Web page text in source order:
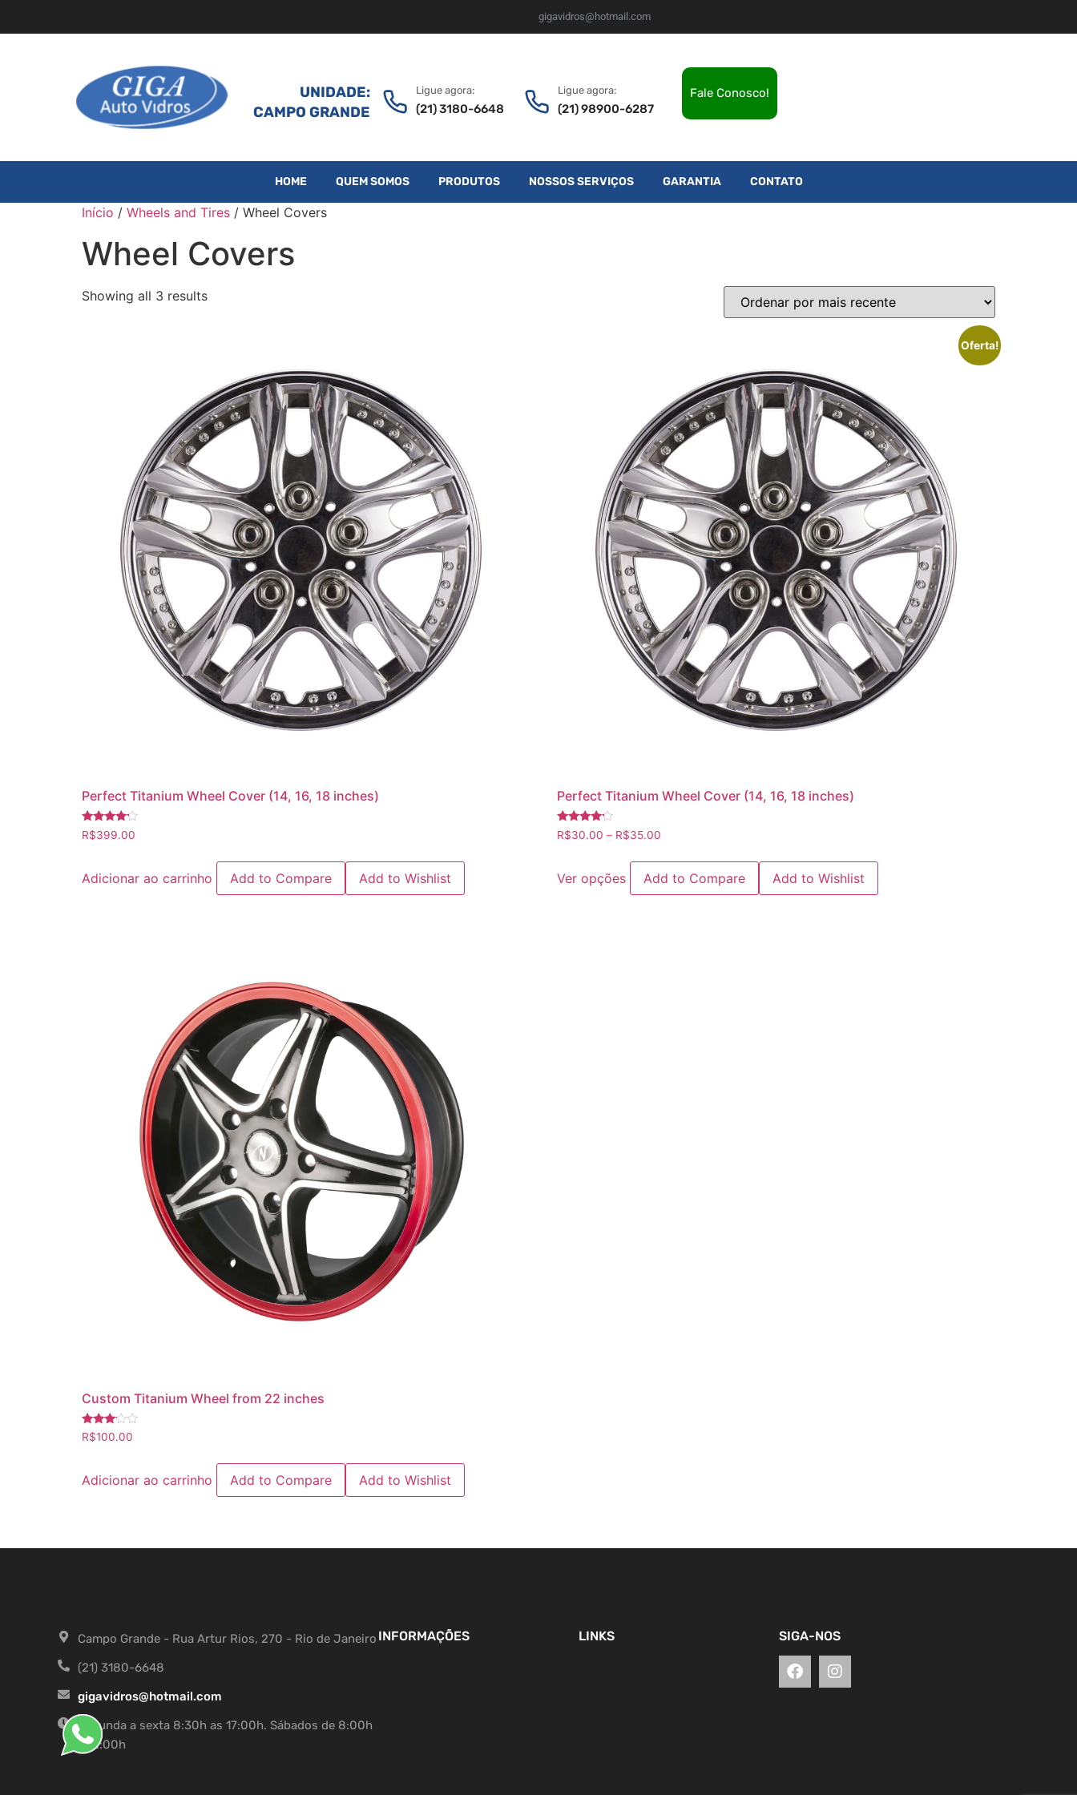
gigavidros@hotmail.com
UNIDADE:
CAMPO GRANDE
Ligue agora:
(21) 3180-6648
Ligue agora:
(21) 98900-6287
Fale Conosco!
HOME QUEM SOMOS PRODUTOS NOSSOS SERVIÇOS GARANTIA CONTATO
Início / Wheels and Tires / Wheel Covers
Wheel Covers
Showing all 3 results
Perfect Titanium Wheel Cover (14, 16, 18 inches)
Avaliação
4.00
R$399.00
Adicionar ao carrinho Add to Compare Add to Wishlist
Oferta!
Perfect Titanium Wheel Cover (14, 16, 18 inches)
Avaliação
4.00
R$30.00 – R$35.00
Ver opções Add to Compare Add to Wishlist
Custom Titanium Wheel from 22 inches
Avaliação
3.00
R$100.00
Adicionar ao carrinho Add to Compare Add to Wishlist
Campo Grande - Rua Artur Rios, 270 - Rio de Janeiro
(21) 3180-6648
gigavidros@hotmail.com
Segunda a sexta 8:30h as 17:00h. Sábados de 8:00h
a 12:00h
INFORMAÇÕES LINKS SIGA-NOS